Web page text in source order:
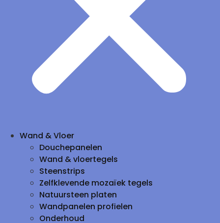
Wand & Vloer
Douchepanelen
Wand & vloertegels
Steenstrips
Zelfklevende mozaïek tegels
Natuursteen platen
Wandpanelen profielen
Onderhoud